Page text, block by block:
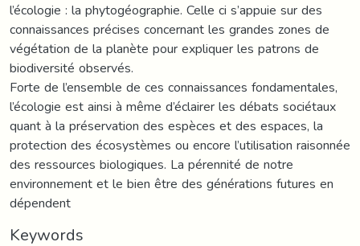
l’écologie : la phytogéographie. Celle ci s’appuie sur des
connaissances précises concernant les grandes zones de
végétation de la planète pour expliquer les patrons de
biodiversité observés.
Forte de l’ensemble de ces connaissances fondamentales,
l’écologie est ainsi à même d’éclairer les débats sociétaux
quant à la préservation des espèces et des espaces, la
protection des écosystèmes ou encore l’utilisation raisonnée
des ressources biologiques. La pérennité de notre
environnement et le bien être des générations futures en
dépendent
Keywords